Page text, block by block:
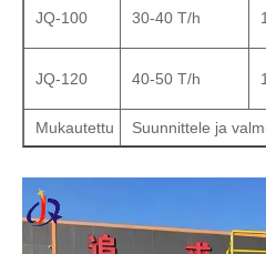
JQ-100 30-40 T/h
JQ-120 40-50 T/h
Mukautettu Suunnittele ja